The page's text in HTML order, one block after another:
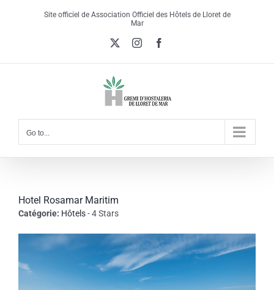
Site officiel de Association Officiel des Hôtels de Lloret de
Mar
Instagram
Go to...
Hotel Rosamar Maritim
Catégorie: Hôtels- 4 Stars
View